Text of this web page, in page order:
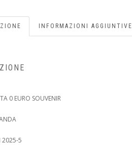
INFORMAZIONI AGGIUNTIVE
0 EURO SOUVENIR
2025-5